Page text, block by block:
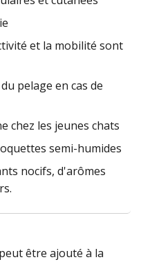
et la mobilité sont
pelage en cas de
chez les jeunes chats
semi-humides
nocifs, d'arômes
être ajouté à la